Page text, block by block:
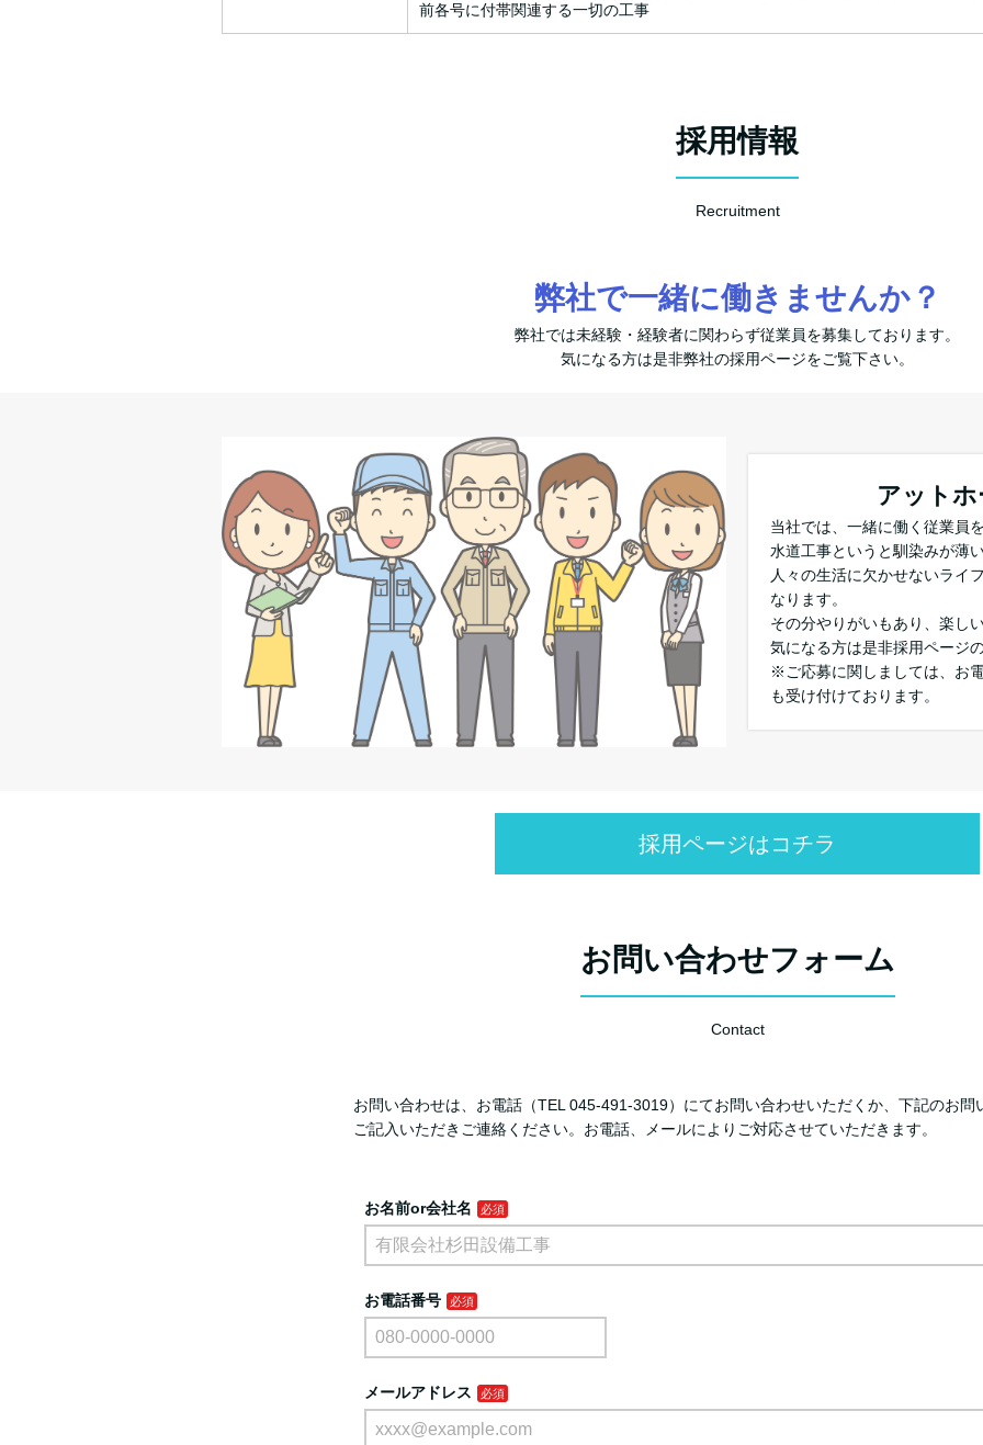
前各号に付帯関連する一切の工事
採用情報
Recruitment
弊社で一緒に働きませんか？
弊社では未経験・経験者に関わらず従業員を募集しております。
気になる方は是非弊社の採用ページをご覧下さい。
アット
当社では、一緒に働く従業員
水道工事というと馴染みが薄
人々の生活に欠かせないライ
なります。
その分やりがいもあり、楽し
気になる方は是非採用ページ
※ご応募に関しましては、お
も受け付けております。
採用ページはコチラ
お問い合わせフォーム
Contact
お問い合わせは、お電話（TEL 045‐491‐3019）にてお問い合わせいただくか、下記のお問
ご記入いただきご連絡ください。お電話、メールによりご対応させていただきます。
お名前or会社名
お電話番号
メールアドレス